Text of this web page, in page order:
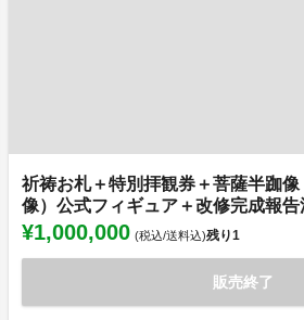
祈祷お札＋特別拝観券＋菩薩半跏
像）公式フィギュア＋改修完成報
¥1,000,000 (税込/送料込)残り1
販売終了